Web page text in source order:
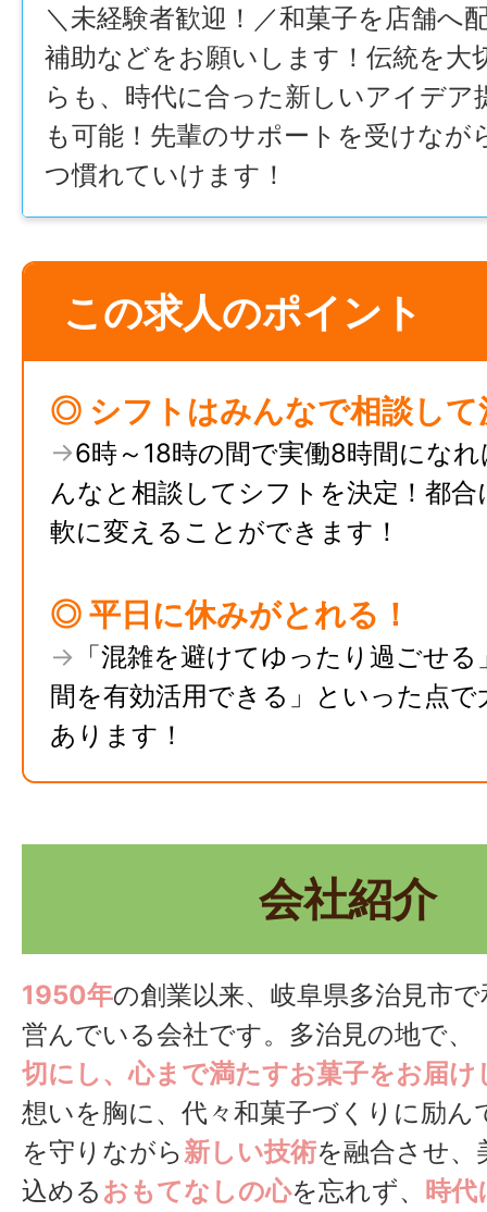
＼未経験者歓迎！／和菓子を店舗へ
補助などをお願いします！伝統を大
らも、時代に合った新しいアイデア
も可能！先輩のサポートを受けなが
つ慣れていけます！
この求人のポイント
◎ シフトはみんなで相談して
→6時～18時の間で実働8時間にな
んなと相談してシフトを決定！都
軟に変えることができます！
◎ 平日に休みがとれる！
→ 「混雑を避けてゆったり過ごせ
間を有効活用できる」といった点で
あります！
会社紹介
1950年の創業以来、岐阜県多治見市
営んでいる会社です。多治見の地で、
切にし、心まで満たすお菓子をお届け
想いを胸に、代々和菓子づくりに励ん
を守りながら新しい技術を融合させ、
込める おもてなしの心を忘れず、 時代